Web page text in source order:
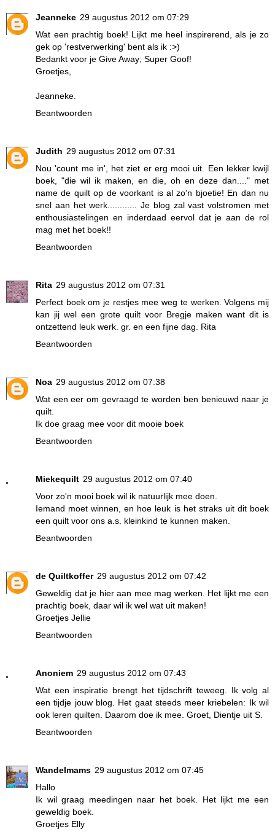
Jeanneke 29 augustus 2012 om 07:29
Wat een prachtig boek! Lijkt me heel inspirerend, als je zo
gek op 'restverwerking' bent als ik :>)
Bedankt voor je Give Away; Super Goof!
Groetjes,
Jeanneke.
Beantwoorden
Judith 29 augustus 2012 om 07:31
Nou 'count me in', het ziet er erg mooi uit. Een lekker kwijl
boek, "die wil ik maken, en die, oh en deze dan...." met
name de quilt op de voorkant is al zo'n bjoetie! En dan nu
snel aan het werk............ Je blog zal vast volstromen met
enthousiastelingen en inderdaad eervol dat je aan de rol
mag met het boek!!
Beantwoorden
Rita 29 augustus 2012 om 07:31
Perfect boek om je restjes mee weg te werken. Volgens mij
kan jij wel een grote quilt voor Bregje maken want dit is
ontzettend leuk werk. gr. en een fijne dag. Rita
Beantwoorden
Noa 29 augustus 2012 om 07:38
Wat een eer om gevraagd te worden ben benieuwd naar je
quilt.
Ik doe graag mee voor dit mooie boek
Beantwoorden
Miekequilt 29 augustus 2012 om 07:40
Voor zo'n mooi boek wil ik natuurlijk mee doen.
Iemand moet winnen, en hoe leuk is het straks uit dit boek
een quilt voor ons a.s. kleinkind te kunnen maken.
Beantwoorden
de Quiltkoffer 29 augustus 2012 om 07:42
Geweldig dat je hier aan mee mag werken. Het lijkt me een
prachtig boek, daar wil ik wel wat uit maken!
Groetjes Jellie
Beantwoorden
Anoniem 29 augustus 2012 om 07:43
Wat een inspiratie brengt het tijdschrift teweeg. Ik volg al
een tijdje jouw blog. Het gaat steeds meer kriebelen: Ik wil
ook leren quilten. Daarom doe ik mee. Groet, Dientje uit S.
Beantwoorden
Wandelmams 29 augustus 2012 om 07:45
Hallo
Ik wil graag meedingen naar het boek. Het lijkt me een
geweldig boek.
Groetjes Elly